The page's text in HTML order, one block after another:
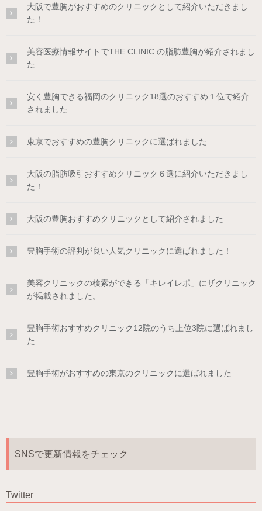
大阪で豊胸がおすすめのクリニックとして紹介いただきまし
た！
美容医療情報サイトでTHE CLINIC の脂肪豊胸が紹介されまし
た
安く豊胸できる福岡のクリニック18選のおすすめ１位で紹介
されました
東京でおすすめの豊胸クリニックに選ばれました
大阪の脂肪吸引おすすめクリニック６選に紹介いただきまし
た！
大阪の豊胸おすすめクリニックとして紹介されました
豊胸手術の評判が良い人気クリニックに選ばれました！
美容クリニックの検索ができる「キレイレポ」にザクリニック
が掲載されました。
豊胸手術おすすめクリニック12院のうち上位3院に選ばれまし
た
豊胸手術がおすすめの東京のクリニックに選ばれました
SNSで更新情報をチェック
Twitter